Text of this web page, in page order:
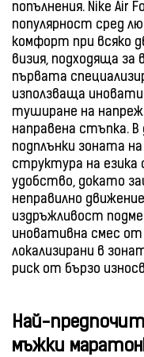
попълнения. Nike Air
популярност сред
комфорт при всяко
визия, подходяща за
първата
използваща
туширане на
направена стъпка.
подплънки зоната
структура на езика
удобство, докато
неправилно
издръжливост
иновативна смес от
локализирани в
риск от бързо
Най-
мъжки